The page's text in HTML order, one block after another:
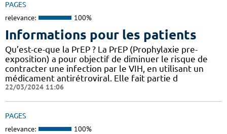
PAGES
relevance: 100%
Informations pour les patients
Qu’est-ce-que la PrEP ? La PrEP (Prophylaxie pre-
exposition) a pour objectif de diminuer le risque de
contracter une infection par le VIH, en utilisant un
médicament antirétroviral. Elle fait partie d
22/03/2024 11:06
PAGES
relevance: 100%